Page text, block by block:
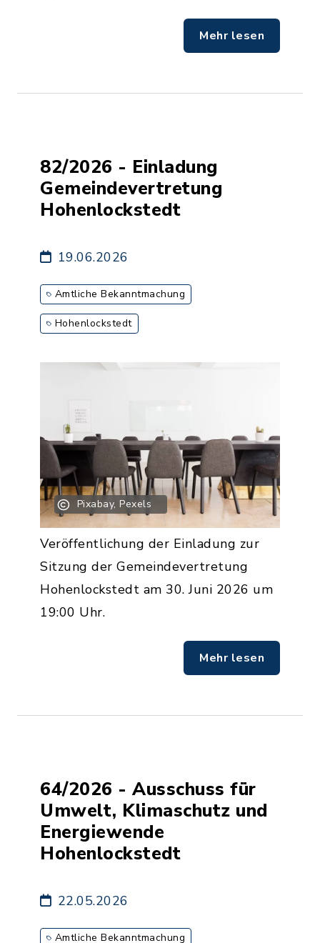
Mehr lesen
82/2026 - Einladung
Gemeindevertretung
Hohenlockstedt
19.06.2026
Amtliche Bekanntmachung
Hohenlockstedt
Pixabay, Pexels
Veröffentlichung der Einladung zur
Sitzung der Gemeindevertretung
Hohenlockstedt am 30. Juni 2026 um
19:00 Uhr.
Mehr lesen
64/2026 - Ausschuss für
Umwelt, Klimaschutz und
Energiewende
Hohenlockstedt
22.05.2026
Amtliche Bekanntmachung